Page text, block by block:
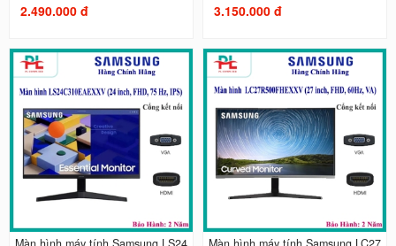
2.490.000 đ 3.150.000 đ